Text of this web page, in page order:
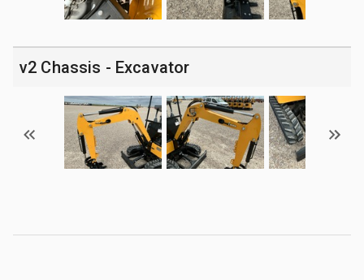
v2 Chassis - Excavator